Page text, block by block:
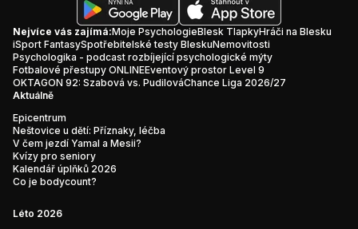
Nejvíce vás zajímá:Moje PsychologieBlesk TlapkyHráči na Blesku
iSport FantasySpotřebitelské testy BleskuNemovitosti
Psychologika - podcast rozbíjející psychologické mýty
Fotbalové přestupy ONLINEEventový prostor Level 9
OKTAGON 92: Szabová vs. PudilováChance Liga 2026/27
Aktuálně
Epicentrum
Neštovice u dětí: Příznaky, léčba
V čem jezdí Yamal a Mesii?
Kvízy pro seniory
Kalendář úplňků 2026
Co je bodycount?
Léto 2026